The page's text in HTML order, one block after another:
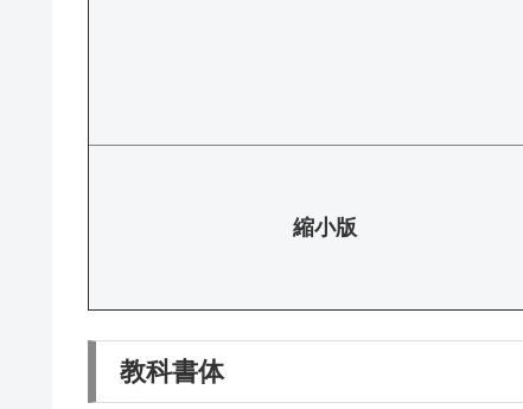
縮小版
教科書体